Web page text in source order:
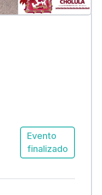
Evento
finalizado